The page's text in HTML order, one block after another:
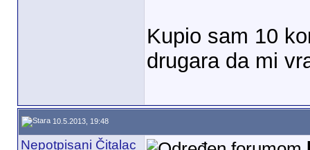
Kupio sam 10
drugara da mi
10.5.2013, 19:48
Nepotpisani Čitalac